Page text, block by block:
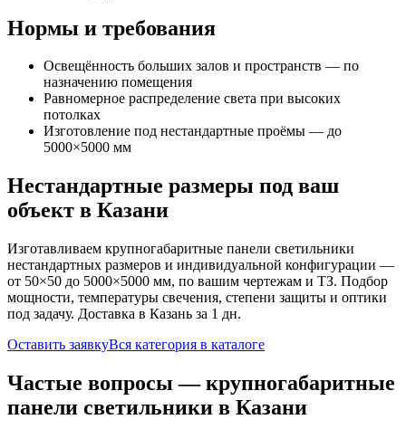
Нормы и требования
Освещённость больших залов и пространств — по
назначению помещения
Равномерное распределение света при высоких
потолках
Изготовление под нестандартные проёмы — до
5000×5000 мм
Нестандартные размеры под ваш
объект в Казани
Изготавливаем крупногабаритные панели светильники
нестандартных размеров и индивидуальной конфигурации —
от 50×50 до 5000×5000 мм, по вашим чертежам и ТЗ. Подбор
мощности, температуры свечения, степени защиты и оптики
под задачу. Доставка в Казань за 1 дн.
Оставить заявкуВся категория в каталоге
Частые вопросы —крупногабаритные
панели светильники в Казани